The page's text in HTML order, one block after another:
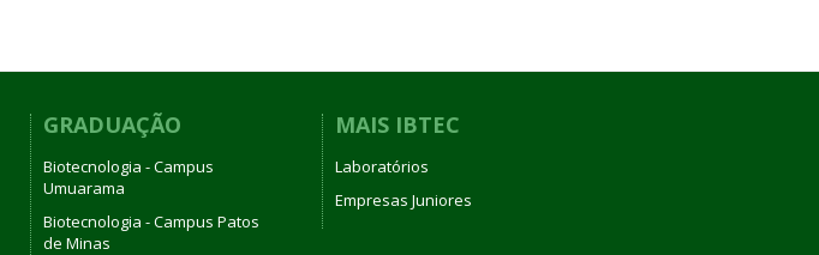
GRADUAÇÃO
Biotecnologia - Campus
Umuarama
Biotecnologia - Campus Patos
de Minas
MAIS IBTEC
Laboratórios
Empresas Juniores